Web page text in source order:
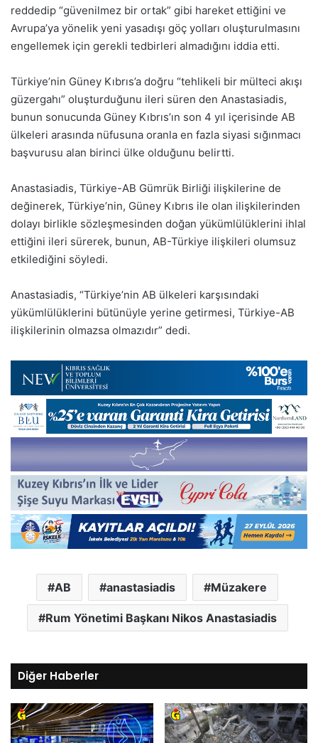
reddedip “güvenilmez bir ortak” gibi hareket ettiğini ve
Avrupa’ya yönelik yeni yasadışı göç yolları oluşturulmasını
engellemek için gerekli tedbirleri almadığını iddia etti.
Türkiye’nin Güney Kıbrıs’a doğru “tehlikeli bir mülteci akışı
güzergahı” oluşturduğunu ileri süren den Anastasiadis,
bunun sonucunda Güney Kıbrıs’ın son 4 yıl içerisinde AB
ülkeleri arasında nüfusuna oranla en fazla siyasi sığınmacı
başvurusu alan birinci ülke olduğunu belirtti.
Anastasiadis, Türkiye-AB Gümrük Birliği ilişkilerine de
değinerek, Türkiye’nin, Güney Kıbrıs ile olan ilişkilerinden
dolayı birlikle sözleşmesinden doğan yükümlülüklerini ihlal
ettiğini ileri sürerek, bunun, AB-Türkiye ilişkileri olumsuz
etkilediğini söyledi.
Anastasiadis, “Türkiye’nin AB ülkeleri karşısındaki
yükümlülüklerini bütünüyle yerine getirmesi, Türkiye-AB
ilişkilerinin olmazsa olmazıdır” dedi.
AB anastasiadis Müzakere
Rum Yönetimi Başkanı Nikos Anastasiadis
Diğer Haberler